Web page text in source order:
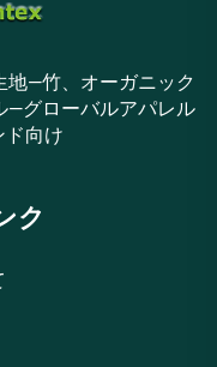
地—竹、オーガニック
—グローバルアパレル
ド向け
ク